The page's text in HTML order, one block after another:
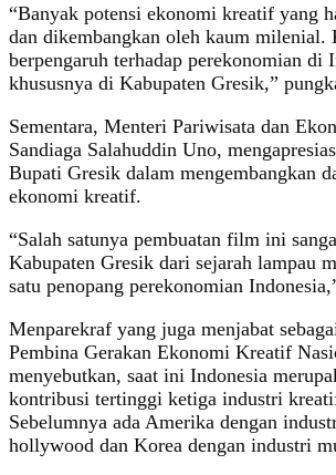
“Banyak potensi ekonomi kreatif yang
dan dikembangkan oleh kaum milenial.
berpengaruh terhadap perekonomian di
khususnya di Kabupaten Gresik,”
Sementara, Menteri Pariwisata dan
Sandiaga Salahuddin Uno,
Bupati Gresik dalam mengembangkan
ekonomi kreatif.
“Salah satunya pembuatan film ini
Kabupaten Gresik dari sejarah lampau
satu penopang perekonomian
Menparekraf yang juga menjabat
Pembina Gerakan Ekonomi Kreatif
menyebutkan, saat ini Indonesia
kontribusi tertinggi ketiga industri
Sebelumnya ada Amerika dengan
hollywood dan Korea dengan industri